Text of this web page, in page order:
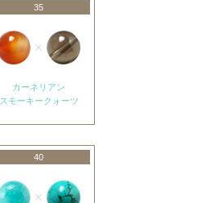
35
カーネリアン
スモーキークォーツ
40